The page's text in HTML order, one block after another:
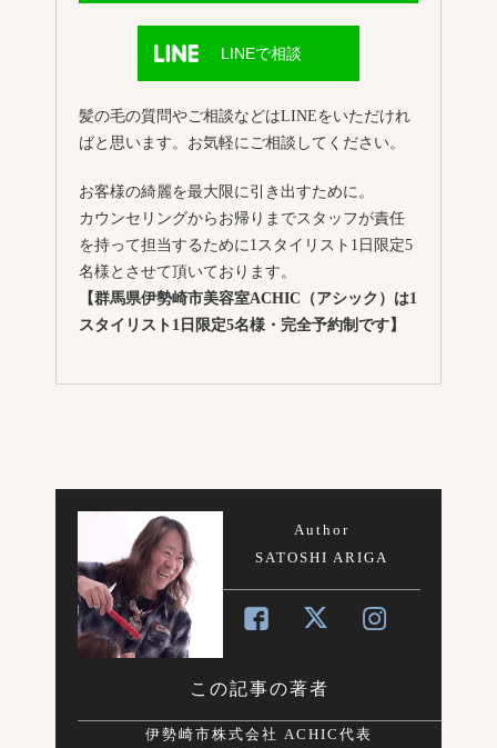
LINEで相談
髪の毛の質問やご相談などはLINEをいただけれ
ばと思います。お気軽にご相談してください。
お客様の綺麗を最大限に引き出すために。
カウンセリングからお帰りまでスタッフが責任
を持って担当するために1スタイリスト1日限定5
名様とさせて頂いております。
【群馬県伊勢崎市美容室ACHIC（アシック）は1
スタイリスト1日限定5名様・完全予約制です】
Author
SATOSHI ARIGA
この記事の著者
伊勢崎市株式会社 ACHIC代表